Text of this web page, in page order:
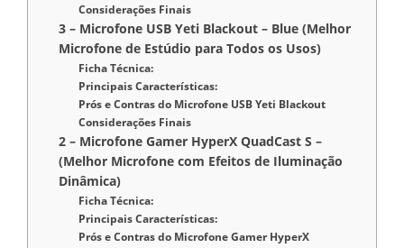
Considerações Finais
3 – Microfone USB Yeti Blackout – Blue (Melhor
Microfone de Estúdio para Todos os Usos)
Ficha Técnica:
Principais Características:
Prós e Contras do Microfone USB Yeti Blackout
Considerações Finais
2 – Microfone Gamer HyperX QuadCast S –
(Melhor Microfone com Efeitos de Iluminação
Dinâmica)
Ficha Técnica:
Principais Características:
Prós e Contras do Microfone Gamer HyperX